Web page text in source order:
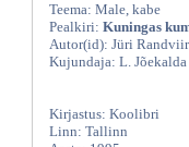
Teema: Male, kabe
Pealkiri: Kuningas
Autor(id): Jüri Randviir
Kujundaja: L. Jõekalda
Kirjastus: Koolibri
Linn: Tallinn